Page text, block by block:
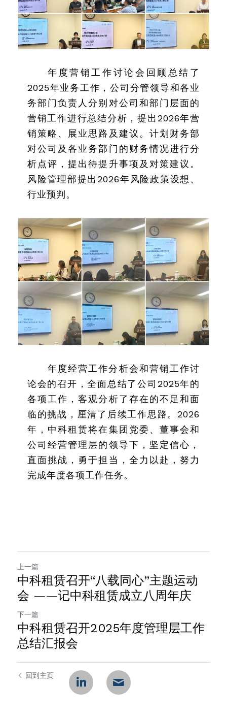
年度营销工作讨论会回顾总结了
2025年业务工作，公司分管领导和各业
务部门负责人分别对公司和部门层面的
营销工作进行总结分析，提出2026年营
销策略、展业思路及建议。计划财务部
对公司及各业务部门的财务情况进行分
析点评，提出待提升事项及对策建议。
风险管理部提出2026年风险政策设想、
行业预判。
年度经营工作分析会和营销工作讨
论会的召开，全面总结了公司2025年的
各项工作，客观分析了存在的不足和面
临的挑战，厘清了后续工作思路。2026
年，中科租赁将在集团党委、董事会和
公司经营管理层的领导下，坚定信心，
直面挑战，勇于担当，全力以赴，努力
完成年度各项工作任务。
上一篇
中科租赁召开“八载同心”主题运动
会 ——记中科租赁成立八周年庆
下一篇
中科租赁召开2025年度管理层工作
总结汇报会
回到主页